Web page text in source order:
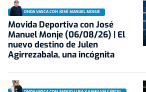
ONDA VASCA CON JOSÉ MANUEL MONJE
Movida Deportiva con José
Manuel Monje (06/08/26) | El
nuevo destino de Julen
Agirrezabala, una incógnita